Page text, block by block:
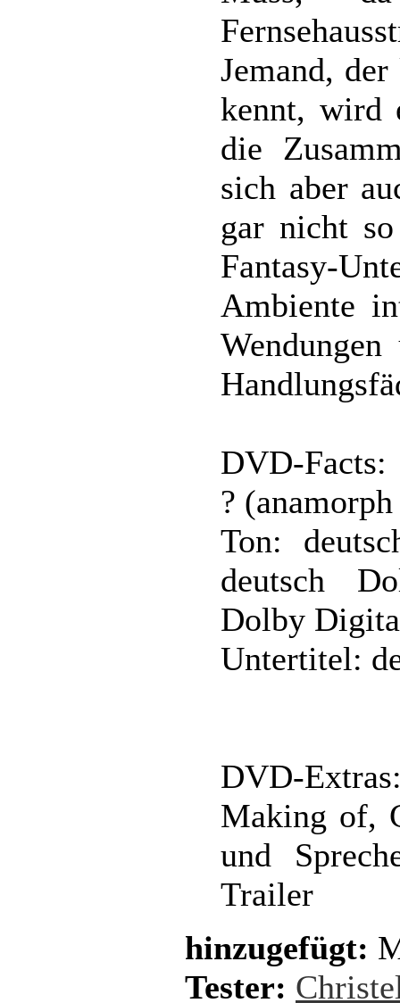
Jemand,
kennt, wird
die
sich aber
gar nicht
Fantasy-
Ambiente
DVD-Facts:
?
Ton:
deutsch
Dolby
Untertitel:
DVD-
Making of,
und
Trailer
hinzugefügt:
Tester: